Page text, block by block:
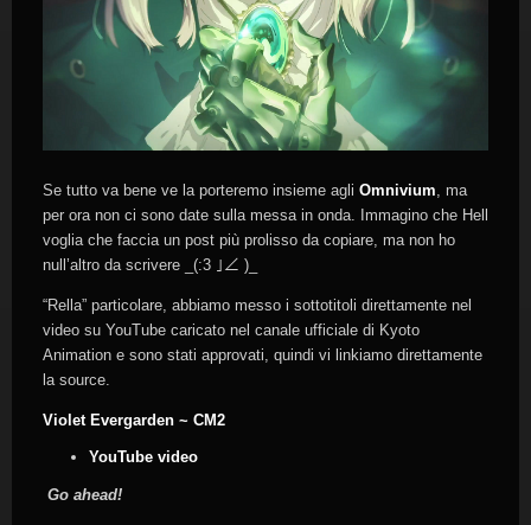
Se tutto va bene ve la porteremo insieme agli Omnivium , ma
per ora non ci sono date sulla messa in onda. Immagino che Hell
voglia che faccia un post più prolisso da copiare, ma non ho
null’altro da scrivere _(:3 ｣∠ )_
“Rella” particolare, abbiamo messo i sottotitoli direttamente nel
video su YouTube caricato nel canale ufficiale di Kyoto
Animation e sono stati approvati, quindi vi linkiamo direttamente
la source.
Violet Evergarden ~ CM2
YouTube video
Go ahead!